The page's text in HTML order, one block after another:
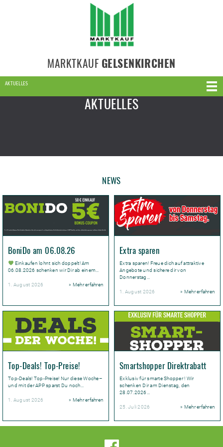
MARKTKAUF GELSENKIRCHEN
AKTUELLES
AKTUELLES
NEWS
BoniDo am 06.08.26
Einkaufen lohnt sich doppelt! Am
06.08.2026 schenken wir Dir ab einem…
1. August 2026 » Mehr erfahren
Extra sparen
Extra sparen! Freue dich auf attraktive
Angebote und sichere dir von
Donnerstag…
1. August 2026 » Mehr erfahren
Top-Deals! Top-Preise!
Top-Deals! Top-Preise! Nur diese Woche–
und mit der APP sparst Du noch…
1. August 2026 » Mehr erfahren
Smartshopper Direktrabatt
Exklusiv für smarte Shopper ! Wir
schenken Dir am Dienstag, den
28.07.2026…
25. Juli 2026 » Mehr erfahren